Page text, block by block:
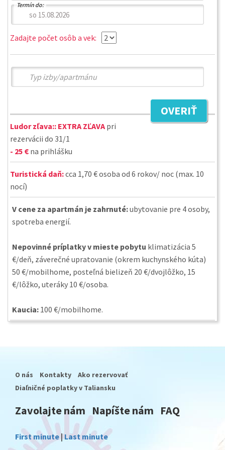
Termín do:
Zadajte počet osôb a vek:
OVERIŤ
Ludor zľava:: EXTRA ZĽAVA pri
rezervácii do 31/1
- 25 € na prihlášku
Turistická daň:cca 1,70 € osoba od 6 rokov/ noc (max. 10
nocí)
V cene za apartmán je zahrnuté:ubytovanie pre 4 osoby,
spotreba energií.
Nepovinné príplatky v mieste pobytu klimatizácia 5
€/deň, záverečné upratovanie (okrem kuchynského kúta)
50 €/mobilhome, posteľná bielizeň 20 €/dvojlôžko, 15
€/lôžko, uteráky 10 €/osoba.
Kaucia: 100 €/mobilhome.
O nás Kontakty
Ako rezervovať
Diaľničné poplatky v Taliansku
Zavolajte nám Napíšte nám FAQ
First minute |Last minute